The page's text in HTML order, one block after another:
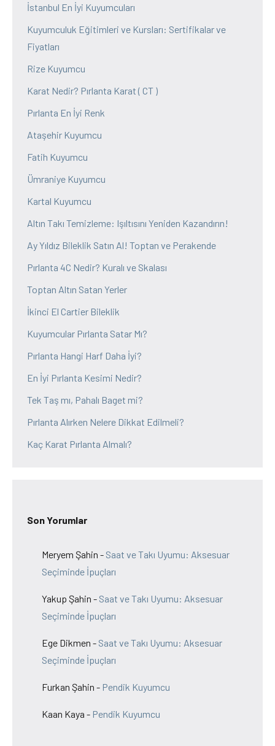
İstanbul En İyi Kuyumcuları
Kuyumculuk Eğitimleri ve Kursları: Sertifikalar ve
Fiyatları
Rize Kuyumcu
Karat Nedir? Pırlanta Karat ( CT )
Pırlanta En İyi Renk
Ataşehir Kuyumcu
Fatih Kuyumcu
Ümraniye Kuyumcu
Kartal Kuyumcu
Altın Takı Temizleme: Işıltısını Yeniden Kazandırın!
Ay Yıldız Bileklik Satın Al! Toptan ve Perakende
Pırlanta 4C Nedir? Kuralı ve Skalası
Toptan Altın Satan Yerler
İkinci El Cartier Bileklik
Kuyumcular Pırlanta Satar Mı?
Pırlanta Hangi Harf Daha İyi?
En İyi Pırlanta Kesimi Nedir?
Tek Taş mı, Pahalı Baget mi?
Pırlanta Alırken Nelere Dikkat Edilmeli?
Kaç Karat Pırlanta Almalı?
Son Yorumlar
Meryem Şahin - Saat ve Takı Uyumu: Aksesuar
Seçiminde İpuçları
Yakup Şahin - Saat ve Takı Uyumu: Aksesuar
Seçiminde İpuçları
Ege Dikmen - Saat ve Takı Uyumu: Aksesuar
Seçiminde İpuçları
Furkan Şahin - Pendik Kuyumcu
Kaan Kaya - Pendik Kuyumcu